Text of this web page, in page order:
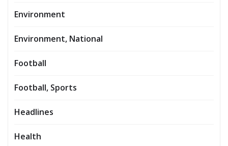
Environment
Environment, National
Football
Football, Sports
Headlines
Health